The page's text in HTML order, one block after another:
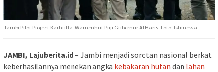
Jambi Pilot Project Karhutla: Wamenhut Puji Gubernur Al Haris. Foto: Istimewa
JAMBI, Lajuberita.id– Jambi menjadi sorotan nasional berkat
keberhasilannya menekan angka kebakaran hutan dan lahan